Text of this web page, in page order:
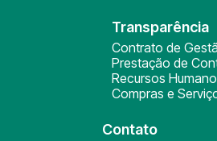
Transparência
Contrato de
Prestação de
Recursos
Compras e
Contato